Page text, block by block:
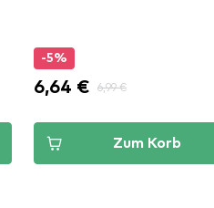
-5%
6,64 € 6,99 €
Zum Korb